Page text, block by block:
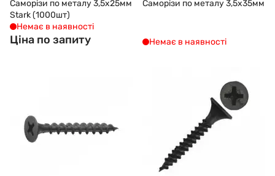
Саморізи по металу 3,5x25мм
Stark (1000шт)
Немає в наявності
Ціна по запиту
Саморізи по металу 3,5x35мм
Немає в наявності